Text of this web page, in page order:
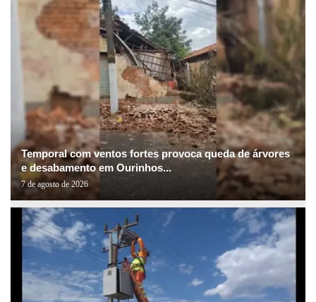
Temporal com ventos fortes provoca queda de árvores
e desabamento em Ourinhos...
7 de agosto de 2026